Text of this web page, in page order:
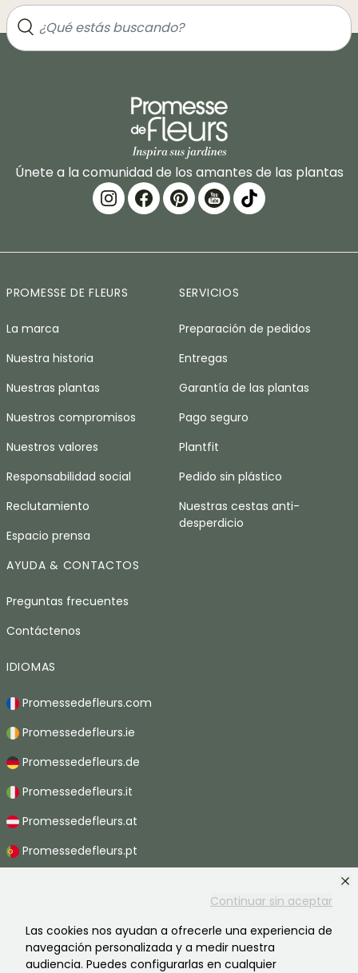
Continuar sin aceptar
Las cookies nos ayudan a ofrecerle una experiencia de
navegación personalizada y a medir nuestra
audiencia. Puedes configurarlas en cualquier
Únete a la comunidad de los amantes de las plantas
PROMESSE DE FLEURS
La marca
Nuestra historia
Nuestras plantas
Nuestros compromisos
Nuestros valores
Responsabilidad social
Reclutamiento
Espacio prensa
SERVICIOS
Preparación de pedidos
Entregas
Garantía de las plantas
Pago seguro
Plantfit
Pedido sin plástico
Nuestras cestas anti-
desperdicio
AYUDA & CONTACTOS
Preguntas frecuentes
Contáctenos
IDIOMAS
Promessedefleurs.com
Promessedefleurs.ie
Promessedefleurs.de
Promessedefleurs.it
Promessedefleurs.at
Promessedefleurs.pt
Promessedefleurs.ch